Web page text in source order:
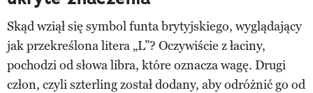
Skąd wziął się symbol funta brytyjskiego, wyglądający
jak przekreślona litera „L”? Oczywiście z łaciny,
pochodzi od słowa libra, które oznacza wagę. Drugi
człon, czyli szterling został dodany, aby odróżnić go od